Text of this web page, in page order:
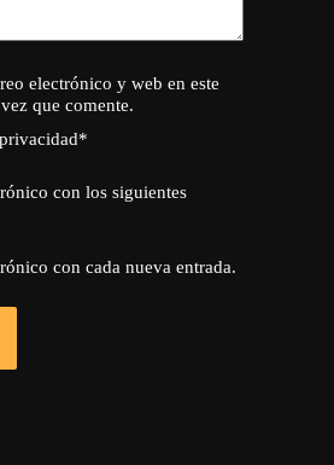
electrónico y web en este
que comente.
*
con los siguientes
con cada nueva entrada.